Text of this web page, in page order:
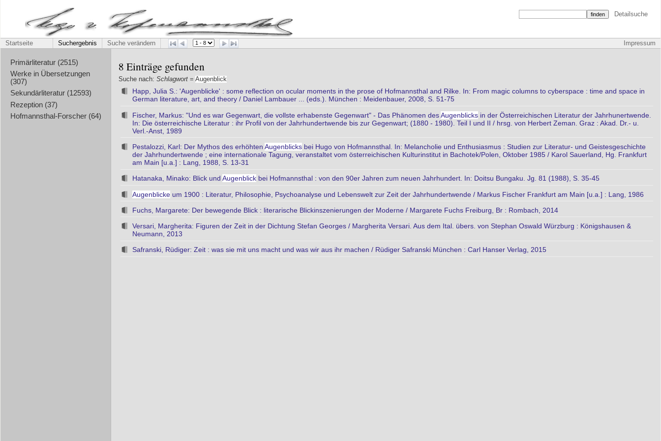
Detailsuche
Impressum
Startseite Suchergebnis Suche verändern
Primärliteratur (2515)
Werke in Übersetzungen
(307)
Sekundärliteratur (12593)
Rezeption (37)
Hofmannsthal-Forscher (64)
8 Einträge gefunden
Suche nach: Schlagwort = Augenblick
Happ, Julia S.: 'Augenblicke' : some reflection on ocular moments in the prose of Hofmannsthal and Rilke. In: From magic columns to cyberspace : time and space in
German literature, art, and theory / Daniel Lambauer ... (eds.). München : Meidenbauer, 2008, S. 51-75
Fischer, Markus: "Und es war Gegenwart, die vollste erhabenste Gegenwart" - Das Phänomen desAugenblicks in der Österreichischen Literatur der Jahrhunertwende.
In: Die österreichische Literatur : ihr Profil von der Jahrhundertwende bis zur Gegenwart; (1880 - 1980). Teil I und II / hrsg. von Herbert Zeman. Graz : Akad. Dr.- u.
Verl.-Anst, 1989
Pestalozzi, Karl: Der Mythos des erhöhten Augenblicks bei Hugo von Hofmannsthal. In: Melancholie und Enthusiasmus : Studien zur Literatur- und Geistesgeschichte
der Jahrhundertwende ; eine internationale Tagung, veranstaltet vom österreichischen Kulturinstitut in Bachotek/Polen, Oktober 1985 / Karol Sauerland, Hg. Frankfurt
am Main [u.a.] : Lang, 1988, S. 13-31
Hatanaka, Minako: Blick und Augenblick bei Hofmannsthal : von den 90er Jahren zum neuen Jahrhundert. In: Doitsu Bungaku. Jg. 81 (1988), S. 35-45
Augenblicke um 1900 : Literatur, Philosophie, Psychoanalyse und Lebenswelt zur Zeit der Jahrhundertwende / Markus Fischer Frankfurt am Main [u.a.] : Lang, 1986
Fuchs, Margarete: Der bewegende Blick : literarische Blickinszenierungen der Moderne / Margarete Fuchs Freiburg, Br : Rombach, 2014
Versari, Margherita: Figuren der Zeit in der Dichtung Stefan Georges / Margherita Versari. Aus dem Ital. übers. von Stephan Oswald Würzburg : Königshausen &
Neumann, 2013
Safranski, Rüdiger: Zeit : was sie mit uns macht und was wir aus ihr machen / Rüdiger Safranski München : Carl Hanser Verlag, 2015